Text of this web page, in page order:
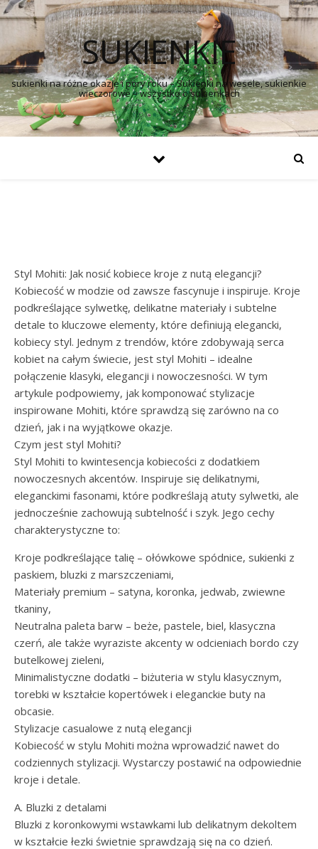
SUKIENKIE
sukienki na różne okazje i pory roku – Sukienki na wesele, sukienkie
wieczorowe – wszystko o sukienkach
Styl Mohiti: Jak nosić kobiece kroje z nutą elegancji?
Kobiecość w modzie od zawsze fascynuje i inspiruje. Kroje
podkreślające sylwetkę, delikatne materiały i subtelne
detale to kluczowe elementy, które definiują elegancki,
kobiecy styl. Jednym z trendów, które zdobywają serca
kobiet na całym świecie, jest styl Mohiti – idealne
połączenie klasyki, elegancji i nowoczesności. W tym
artykule podpowiemy, jak komponować stylizacje
inspirowane Mohiti, które sprawdzą się zarówno na co
dzień, jak i na wyjątkowe okazje.
Czym jest styl Mohiti?
Styl Mohiti to kwintesencja kobiecości z dodatkiem
nowoczesnych akcentów. Inspiruje się delikatnymi,
eleganckimi fasonami, które podkreślają atuty sylwetki, ale
jednocześnie zachowują subtelność i szyk. Jego cechy
charakterystyczne to:
Kroje podkreślające talię – ołówkowe spódnice, sukienki z
paskiem, bluzki z marszczeniami,
Materiały premium – satyna, koronka, jedwab, zwiewne
tkaniny,
Neutralna paleta barw – beże, pastele, biel, klasyczna
czerń, ale także wyraziste akcenty w odcieniach bordo czy
butelkowej zieleni,
Minimalistyczne dodatki – biżuteria w stylu klasycznym,
torebki w kształcie kopertówek i eleganckie buty na
obcasie.
Stylizacje casualowe z nutą elegancji
Kobiecość w stylu Mohiti można wprowadzić nawet do
codziennych stylizacji. Wystarczy postawić na odpowiednie
kroje i detale.
A. Bluzki z detalami
Bluzki z koronkowymi wstawkami lub delikatnym dekoltem
w kształcie łezki świetnie sprawdzają się na co dzień.